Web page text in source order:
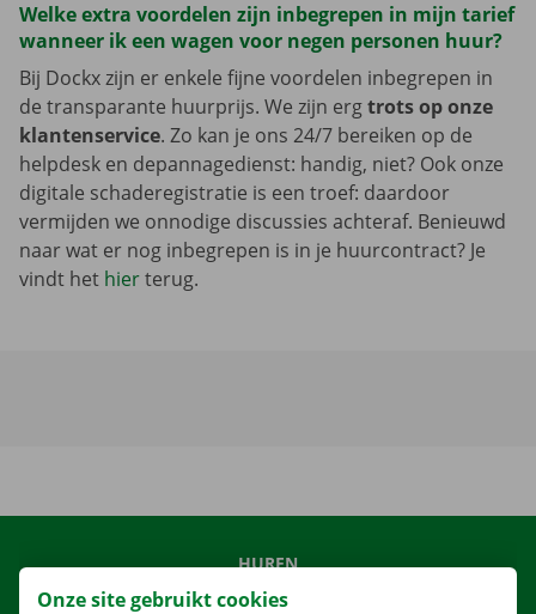
Welke extra voordelen zijn inbegrepen in mijn tarief
wanneer ik een wagen voor negen personen huur?
Bij Dockx zijn er enkele fijne voordelen inbegrepen in
de transparante huurprijs. We zijn ergtrots op onze
klantenservice. Zo kan je ons 24/7 bereiken op de
helpdesk en depannagedienst: handig, niet? Ook onze
digitale schaderegistratie is een troef: daardoor
vermijden we onnodige discussies achteraf. Benieuwd
naar wat er nog inbegrepen is in je huurcontract? Je
vindt het hierterug.
HUREN
ONS AANBOD
Onze site gebruikt cookies